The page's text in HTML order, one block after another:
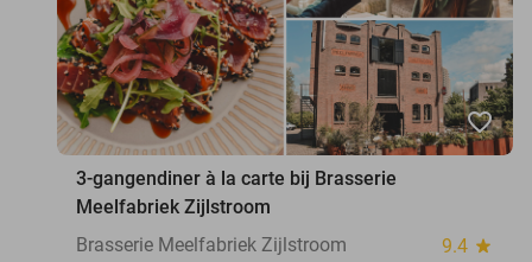
favorite_border
3-gangendiner à la carte bij Brasserie
Meelfabriek Zijlstroom
Brasserie Meelfabriek Zijlstroom
9.4 star